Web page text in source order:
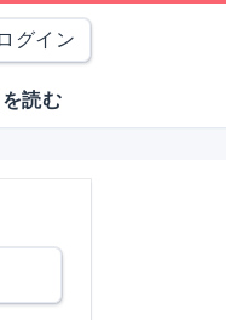
ログイン
読む